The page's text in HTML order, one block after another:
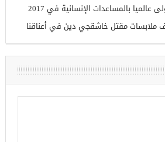
عالميا بالمساعدات الإنسانية في 2017
ملابسات مقتل خاشقجي دين في أعناقنا